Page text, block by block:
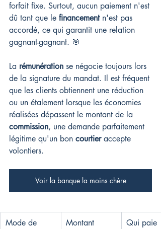
forfait fixe. Surtout, aucun paiement n'est
dû tant que le financement n'est pas
accordé, ce qui garantit une relation
gagnant-gagnant. 🎯
La rémunération se négocie toujours lors
de la signature du mandat. Il est fréquent
que les clients obtiennent une réduction
ou un étalement lorsque les économies
réalisées dépassent le montant de la
commission, une demande parfaitement
légitime qu'un bon courtier accepte
volontiers.
Voir la banque la moins chère
Mode de
Montant
Qui paie